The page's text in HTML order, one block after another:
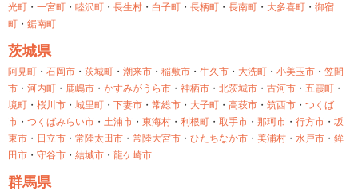
光町 ・ 一宮町 ・ 睦沢町 ・ 長生村 ・ 白子町 ・ 長柄町 ・ 長南町 ・ 大多喜町 ・ 御宿
町 ・ 鋸南町
茨城県
阿見町 ・ 石岡市 ・ 茨城町 ・ 潮来市 ・ 稲敷市 ・ 牛久市 ・ 大洗町 ・ 小美玉市 ・ 笠間
市 ・ 河内町 ・ 鹿嶋市 ・ かすみがうら市 ・ 神栖市 ・ 北茨城市 ・ 古河市 ・ 五霞町 ・
境町 ・ 桜川市 ・ 城里町 ・ 下妻市 ・ 常総市 ・ 大子町 ・ 高萩市 ・ 筑西市 ・ つくば
市 ・ つくばみらい市 ・ 土浦市 ・ 東海村 ・ 利根町 ・ 取手市 ・ 那珂市 ・ 行方市 ・ 坂
東市 ・ 日立市 ・ 常陸太田市 ・ 常陸大宮市 ・ ひたちなか市 ・ 美浦村 ・ 水戸市 ・ 鉾
田市 ・ 守谷市 ・ 結城市 ・ 龍ケ崎市
群馬県